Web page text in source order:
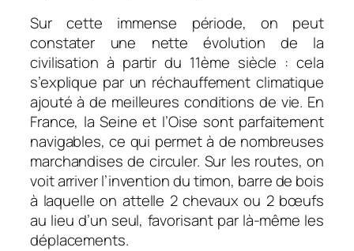
Sur cette immense période, on peut
constater une nette évolution de la
civilisation à partir du 11ème siècle : cela
s’explique par un réchauffement climatique
ajouté à de meilleures conditions de vie. En
France, la Seine et l’Oise sont parfaitement
navigables, ce qui permet à de nombreuses
marchandises de circuler. Sur les routes, on
voit arriver l’invention du timon, barre de bois
à laquelle on attelle 2 chevaux ou 2 bœufs
au lieu d’un seul, favorisant par là-même les
déplacements.